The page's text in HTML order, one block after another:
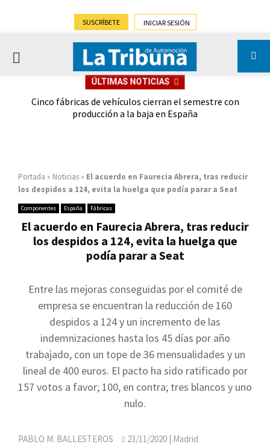
SUSCRÍBETE INICIAR SESIÓN
PRIMARY
ÚLTIMAS NOTICIAS
Cinco fábricas de vehículos cierran el semestre con
producción a la baja en España
Portada » Noticias » El acuerdo en Faurecia Abrera, tras reducir
los despidos a 124, evita la huelga que podía parar a Seat
Componentes España Fábricas
El acuerdo en Faurecia Abrera, tras reducir
los despidos a 124, evita la huelga que
podía parar a Seat
Entre las mejoras conseguidas por el comité de
empresa se encuentran la reducción de 160
despidos a 124 y un incremento de las
indemnizaciones hasta los 45 días por año
trabajado, con un tope de 36 mensualidades y un
lineal de 400 euros. El pacto ha sido ratificado por
157 votos a favor; 100, en contra; tres blancos y uno
nulo.
PABLO M. BALLESTEROS 23/11/2020 | Madrid